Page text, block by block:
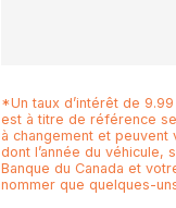
*Un taux d’intérêt de
est à titre de référence
à changement et
dont l’année du véhicule,
Banque du Canada et
nommer que quelques-